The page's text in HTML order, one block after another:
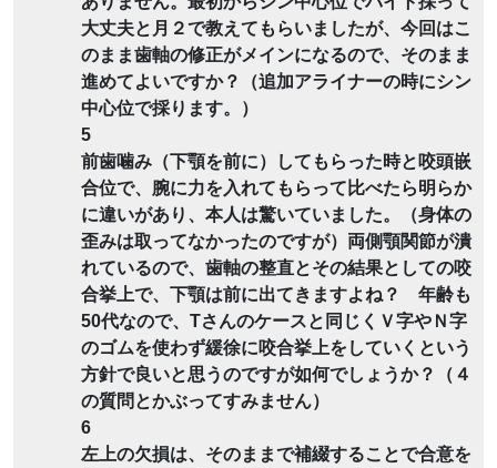
大丈夫と月２で教えてもらいましたが、今回はこ
のまま歯軸の修正がメインになるので、そのまま
進めてよいですか？（追加アライナーの時にシン
中心位で採ります。）
5
前歯噛み（下顎を前に）してもらった時と咬頭嵌
合位で、腕に力を入れてもらって比べたら明らか
に違いがあり、本人は驚いていました。（身体の
歪みは取ってなかったのですが）両側顎関節が潰
れているので、歯軸の整直とその結果としての咬
合挙上で、下顎は前に出てきますよね？ 年齢も
50代なので、Tさんのケースと同じくＶ字やＮ字
のゴムを使わず緩徐に咬合挙上をしていくという
方針で良いと思うのですが如何でしょうか？（４
の質問とかぶってすみません）
6
左上の欠損は、そのままで補綴することで合意を